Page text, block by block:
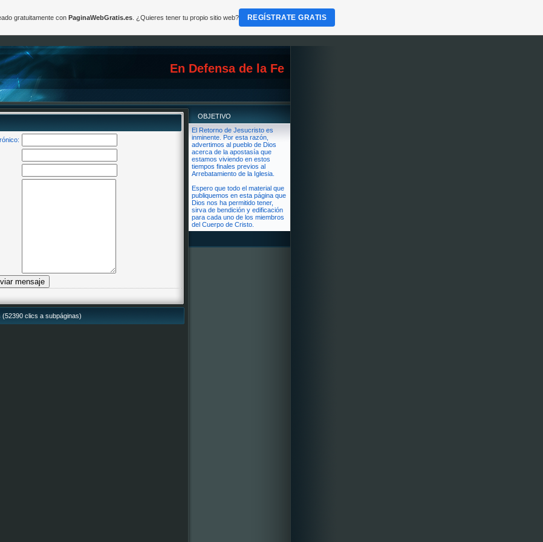
En Defensa de la Fe
(52390 clics a subpáginas)
OBJETIVO
El Retorno de Jesucristo es
inminente. Por esta razón,
advertimos al pueblo de Dios
acerca de la apostasía que
estamos viviendo en estos
tiempos finales previos al
Arrebatamiento de la Iglesia.
Espero que todo el material que
publiquemos en esta página que
Dios nos ha permitido tener,
sirva de bendición y edificación
para cada uno de los miembros
del Cuerpo de Cristo.
gratuitamente con PaginaWebGratis.es. ¿Quieres tener tu propio sitio web? REGÍSTRATE GRATIS